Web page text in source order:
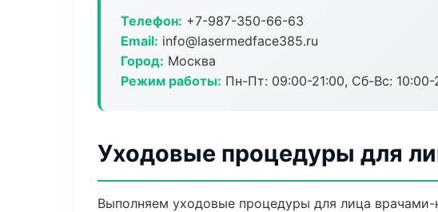
Телефон: +7-987-350-66-63
Email: info@lasermedface385.ru
Город: Москва
Режим работы: Пн-Пт: 09:00-21:00, Сб-Вс: 10:00-
Уходовые процедуры для
Выполняем уходовые процедуры для лица